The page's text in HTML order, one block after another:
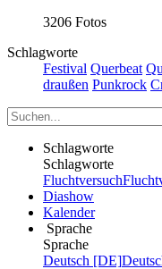
3206 Fotos
Schlagworte
Festival Querbeat
draußen Punkrock
Schlagworte
Schlagworte
Fluchtversuch
Diashow
Kalender
Sprache
Sprache
Deutsch [DE]